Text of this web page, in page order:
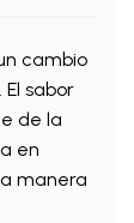
cambio
sabor
de la
en
manera